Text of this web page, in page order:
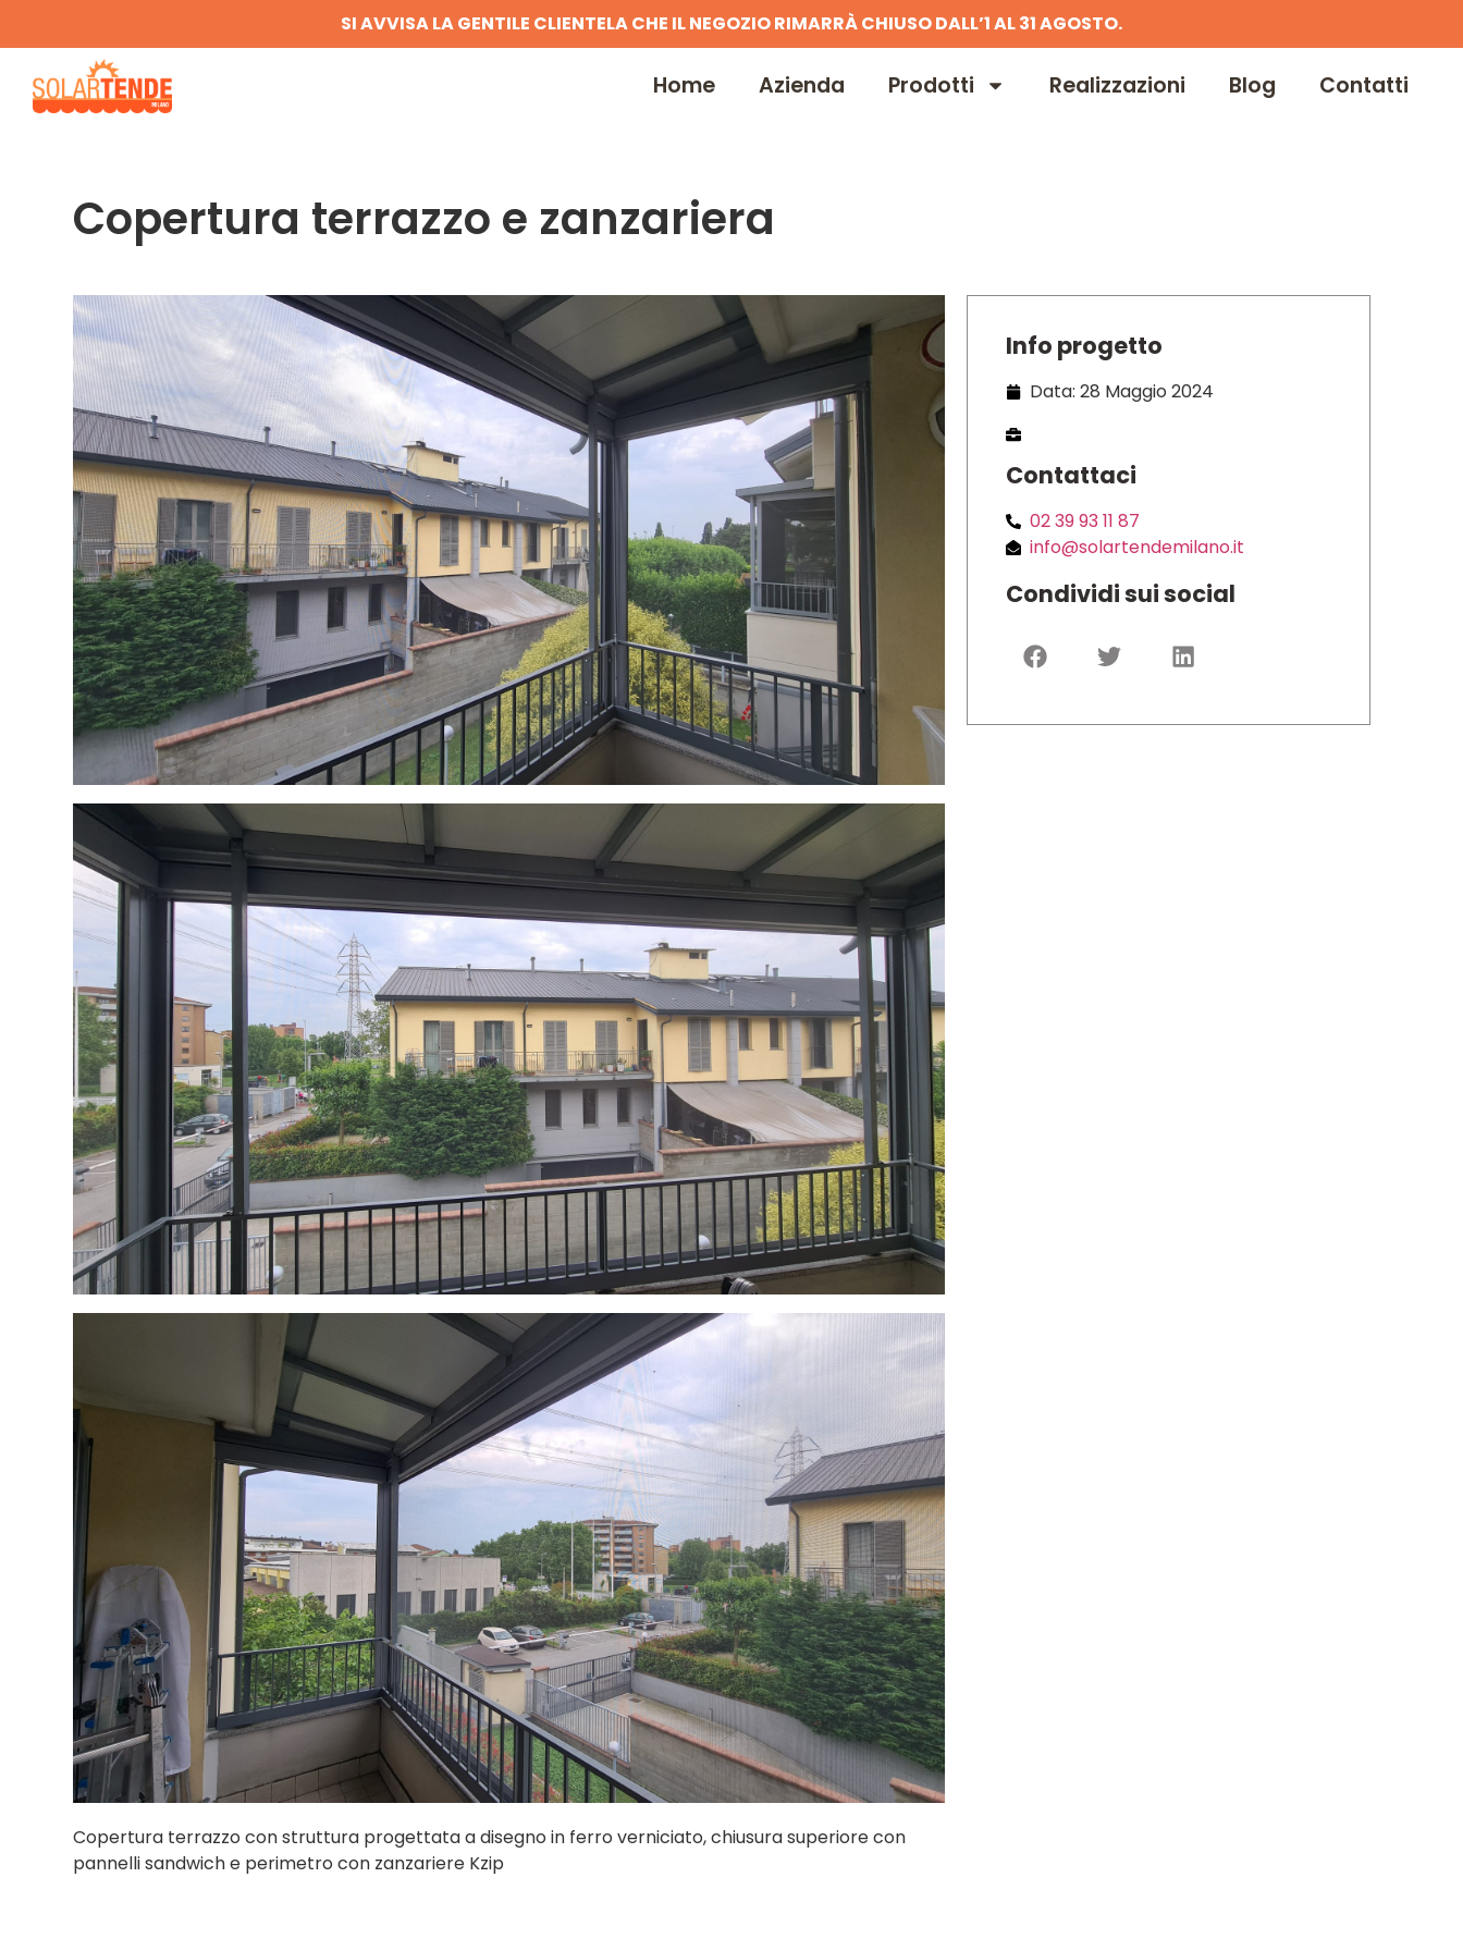
SI AVVISA LA GENTILE CLIENTELA CHE IL NEGOZIO RIMARRÀ CHIUSO DALL’1 AL 31 AGOSTO.
Home Azienda Prodotti Realizzazioni Blog Contatti
Copertura terrazzo e zanzariera
Copertura terrazzo con struttura progettata a disegno in ferro verniciato, chiusura superiore con
pannelli sandwich e perimetro con zanzariere Kzip
Info progetto
Data: 28 Maggio 2024
Contattaci
02 39 93 11 87
info@solartendemilano.it
Condividi sui social